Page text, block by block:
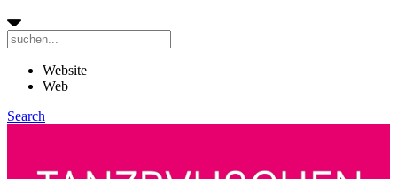
Website
Web
Search